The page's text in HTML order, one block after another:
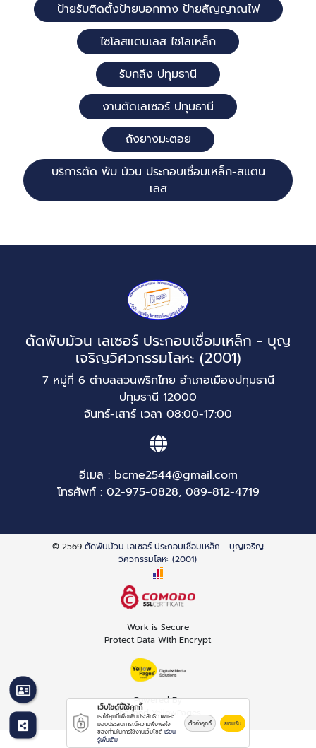
ป้ายรับติดตั้งป้ายบอกทาง ป้ายสัญญาณไฟ
ไซโลสแตนเลส ไซโลเหล็ก
รับกลึง ปทุมธานี
งานตัดเลเซอร์ ปทุมธานี
ถังยางมะตอย
บริการตัด พับ ม้วน ประกอบเชื่อมเหล็ก-สแตน
เลส
ตัดพับม้วน เลเซอร์ ประกอบเชื่อมเหล็ก - บุญ
เจริญวิศวกรรมโลหะ (2001)
7 หมู่ที่ 6 ตำบลสวนพริกไทย อำเภอเมืองปทุมธานี
ปทุมธานี 12000
จันทร์-เสาร์ เวลา 08:00-17:00
อีเมล : bcme2544@gmail.com
โทรศัพท์ : 02-975-0828, 089-812-4719
© 2569 ตัดพับม้วน เลเซอร์ ประกอบเชื่อมเหล็ก - บุญเจริญ
วิศวกรรมโลหะ (2001)
Work is Secure
Protect Data With Encrypt
Powered By
Thailand YellowPages
เว็บไซต์นี้ใช้คุกกี้
เราใช้คุกกี้เพื่อเพิ่มประสิทธิภาพและ
มอบประสบการณ์ความพึงพอใจ
ของท่านในการใช้งานเว็บไซต์ เรียน
รู้เพิ่มเติม
ตั้งค่าคุกกี้ ยอมรับ